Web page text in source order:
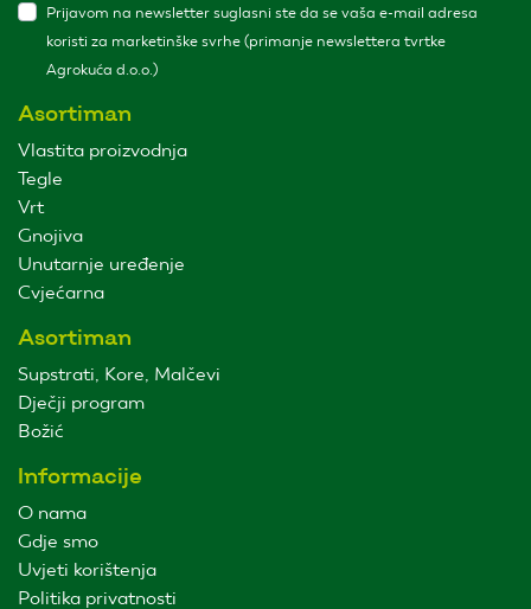
Prijavom na newsletter suglasni ste da se vaša e-mail adresa
koristi za marketinške svrhe (primanje newslettera tvrtke
Agrokuća d.o.o.)
Asortiman
Vlastita proizvodnja
Tegle
Vrt
Gnojiva
Unutarnje uređenje
Cvjećarna
Asortiman
Supstrati, Kore, Malčevi
Dječji program
Božić
Informacije
O nama
Gdje smo
Uvjeti korištenja
Politika privatnosti